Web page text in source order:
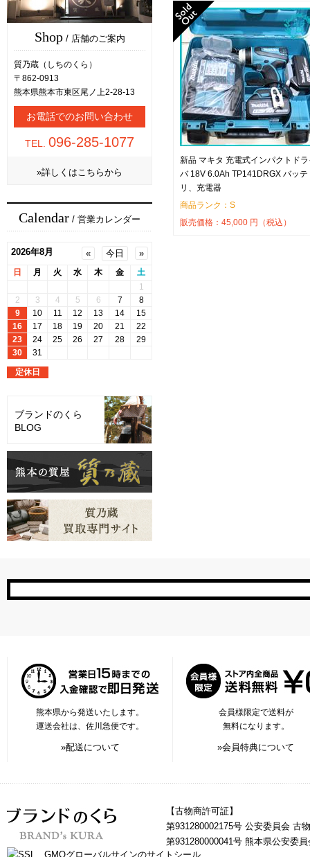
Shop/ 店舗のご案内
質乃蔵（しちのくら）
〒862-0913
熊本県熊本市東区尾ノ上2-28-13
お電話でのお問い合わせ
TEL. 096-285-1077
»詳しくはこちらから
Calendar / 営業カレンダー
ブランドのくら
BLOG
新品 マキタ 充電式インパクトド
バ 18V 6.0Ah TP141DRGX バッテ
リ、充電器
商品ランク：S
販売価格： 45,000 円（税込）
熊本県から発送いたします。
運送会社は、佐川急便です。
»配送について
会員様限定で送料が
無料になります。
»会員特典について
【古物商許可証】
第931280002175号 公安委員会 古
第931280000041号 熊本県公安委